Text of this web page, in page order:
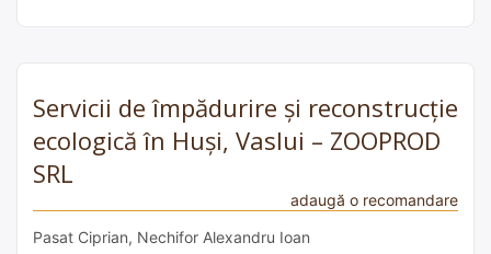
Servicii de împădurire și reconstrucție
ecologică în Huși, Vaslui – ZOOPROD
SRL
adaugă o recomandare
Pasat Ciprian, Nechifor Alexandru Ioan